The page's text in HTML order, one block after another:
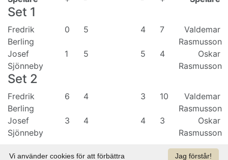
Set 1
Fredrik
Berling
0 5 4 7
Valdemar
Rasmusson
Josef
Sjönneby
1 5 5 4
Oskar
Rasmusson
Set 2
Fredrik
Berling
6 4 3 10
Valdemar
Rasmusson
Josef
Sjönneby
3 4 4 3
Oskar
Rasmusson
Jag förstår!
Vi använder cookies för att förbättra